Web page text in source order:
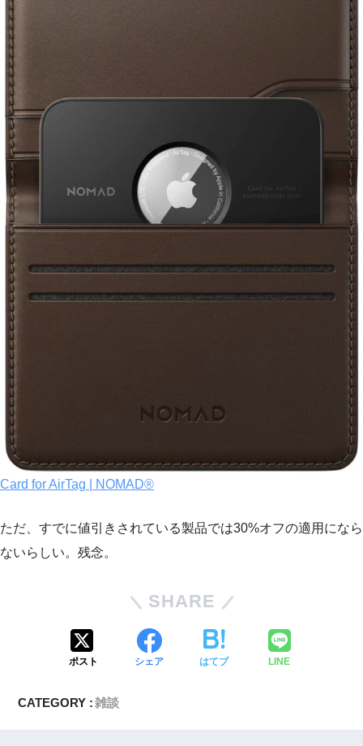
Card for AirTag | NOMAD®
ただ、すでに値引きされている製品では30%オフの適用になら
ないらしい。残念。
SHARE
ポスト シェア はてブ LINE
CATEGORY :雑談